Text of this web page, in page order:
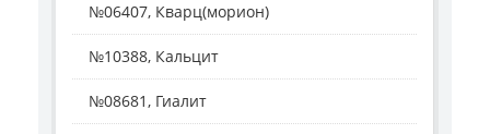
№06407, Кварц(морион)
№10388, Кальцит
№08681, Гиалит